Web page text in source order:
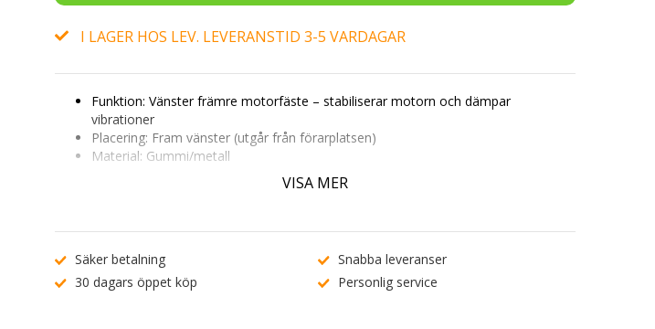
I LAGER HOS LEV. LEVERANSTID 3-5 VARDAGAR
Funktion: Vänster främre motorfäste – stabiliserar motorn och dämpar
vibrationer
Placering: Fram vänster (utgår från förarplatsen)
Material: Gummi/metall
Tjocklek 39 mm • Ytterdiameter 65 mm • Gänga M10 x 1,5 mm
274110, 1206216, 1330178, 273911
Kontrollera passform genom att ange ditt registreringsnummer eller kontakta vår
kundtjänst.
VISA MER
Säker betalning
Snabba leveranser
30 dagars öppet köp
Personlig service